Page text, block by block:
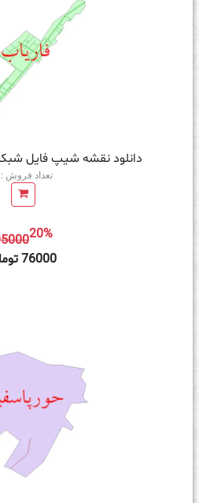
دانلود نقشه شیپ فایل
تعداد فروش : 5
20%
76000 تومان